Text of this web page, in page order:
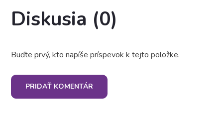
Diskusia (0)
Buďte prvý, kto napíše príspevok k tejto položke.
PRIDAŤ KOMENTÁR